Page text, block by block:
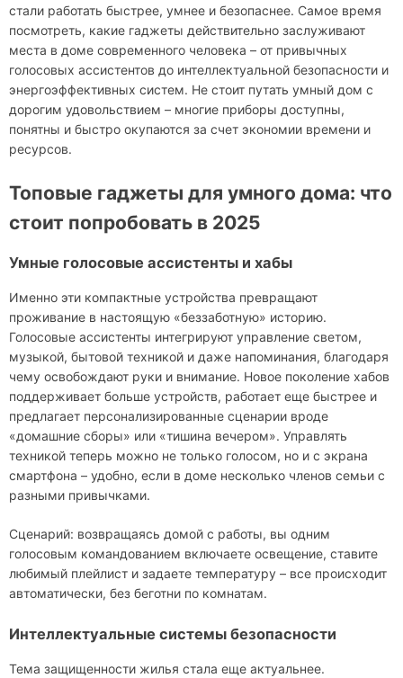
стали работать быстрее, умнее и безопаснее. Самое время
посмотреть, какие гаджеты действительно заслуживают
места в доме современного человека – от привычных
голосовых ассистентов до интеллектуальной безопасности и
энергоэффективных систем. Не стоит путать умный дом с
дорогим удовольствием – многие приборы доступны,
понятны и быстро окупаются за счет экономии времени и
ресурсов.
Топовые гаджеты для умного дома: что
стоит попробовать в 2025
Умные голосовые ассистенты и хабы
Именно эти компактные устройства превращают
проживание в настоящую «беззаботную» историю.
Голосовые ассистенты интегрируют управление светом,
музыкой, бытовой техникой и даже напоминания, благодаря
чему освобождают руки и внимание. Новое поколение хабов
поддерживает больше устройств, работает еще быстрее и
предлагает персонализированные сценарии вроде
«домашние сборы» или «тишина вечером». Управлять
техникой теперь можно не только голосом, но и с экрана
смартфона – удобно, если в доме несколько членов семьи с
разными привычками.
Сценарий: возвращаясь домой с работы, вы одним
голосовым командованием включаете освещение, ставите
любимый плейлист и задаете температуру – все происходит
автоматически, без беготни по комнатам.
Интеллектуальные системы безопасности
Тема защищенности жилья стала еще актуальнее.